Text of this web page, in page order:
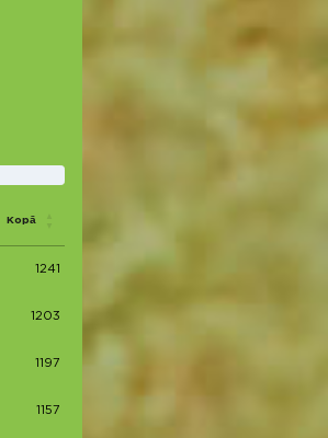
Kopā
1241
1203
1197
1157